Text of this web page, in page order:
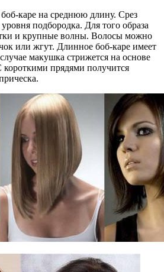
каре на среднюю длину. Срез
подбородка. Для того образа
и крупные волны. Волосы можно
или жгут. Длинное боб-каре имеет
макушка стрижется на основе
короткими прядями получится